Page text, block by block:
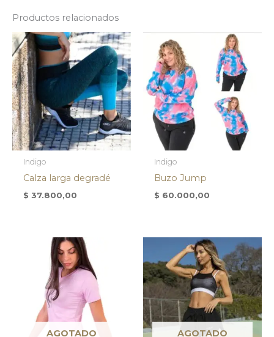
Productos relacionados
Indigo
Calza larga degradé
$ 37.800,00
Indigo
Buzo Jump
$ 60.000,00
AGOTADO AGOTADO